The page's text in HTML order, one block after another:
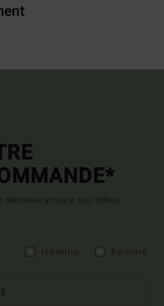
dernières actus et nos offres